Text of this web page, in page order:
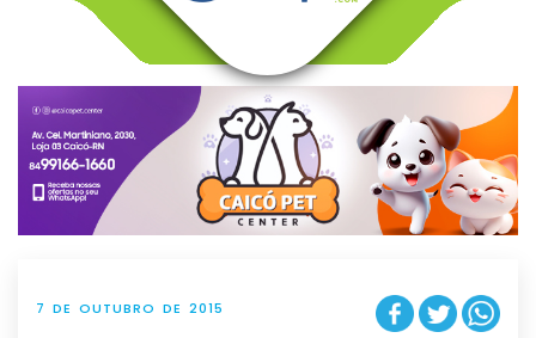
v
g
t
i
o
n
7 DE OUTUBRO DE 2015